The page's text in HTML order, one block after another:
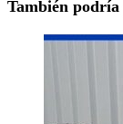
También